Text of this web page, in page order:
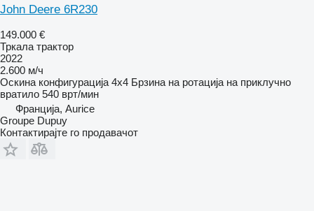
John Deere 6R230
149.000 €
Тркала трактор
2022
2.600 м/ч
Оскина конфигурација 4x4 Брзина на ротација на приклучно
вратило 540 врт/мин
Франција, Aurice
Groupe Dupuy
Контактирајте го продавачот